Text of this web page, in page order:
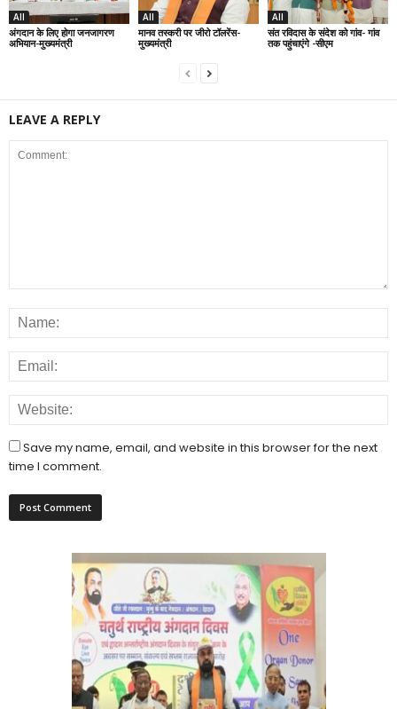
All
अंगदान के लिए होगा जनजागरण
अभियान-मुख्यमंत्री
All
मानव तस्करी पर जीरो टॉलरेंस-
मुख्यमंत्री
All
संत रविदास के संदेश को गांव- गांव
तक पहुंचाएंगे -सीएम
LEAVE A REPLY
Save my name, email, and website in this browser for the next
time I comment.